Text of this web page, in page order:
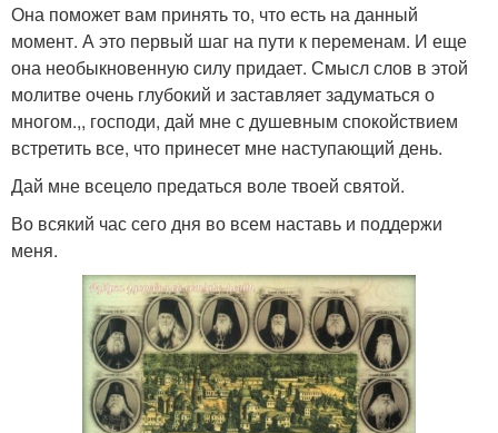
Она поможет вам принять то, что есть на данный
момент. А это первый шаг на пути к переменам. И еще
она необыкновенную силу придает. Смысл слов в этой
молитве очень глубокий и заставляет задуматься о
многом.,, господи, дай мне с душевным спокойствием
встретить все, что принесет мне наступающий день.
Дай мне всецело предаться воле твоей святой.
Во всякий час сего дня во всем наставь и поддержи
меня.